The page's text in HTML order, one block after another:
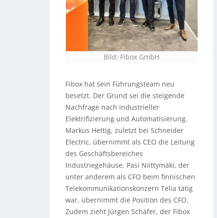
Bild: Fibox GmbH
Fibox hat sein Führungsteam neu
besetzt. Der Grund sei die steigende
Nachfrage nach industrieller
Elektrifizierung und Automatisierung.
Markus Hettig, zuletzt bei Schneider
Electric, übernimmt als CEO die Leitung
des Geschäftsbereiches
Industriegehäuse. Pasi Niittymäki, der
unter anderem als CFO beim finnischen
Telekommunikationskonzern Telia tätig
war, übernimmt die Position des CFO.
Zudem zieht Jürgen Schäfer, der Fibox